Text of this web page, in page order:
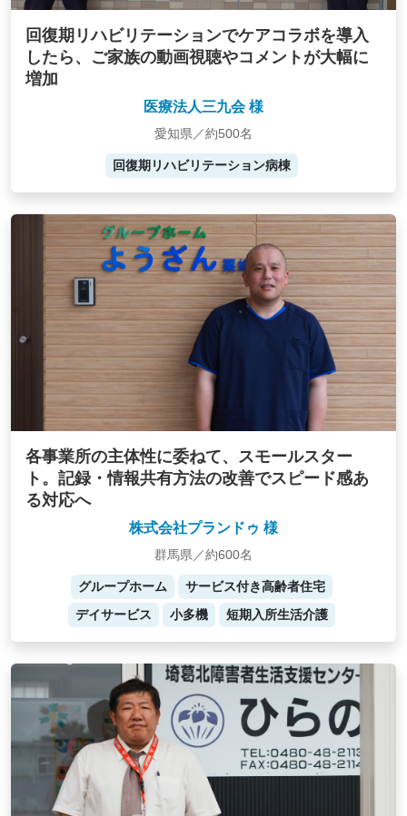
回復期リハビリテーションでケアコラボを導入
したら、ご家族の動画視聴やコメントが大幅に
増加
医療法人三九会 様
愛知県／約500名
回復期リハビリテーション病棟
各事業所の主体性に委ねて、スモールスター
ト。記録・情報共有方法の改善でスピード感あ
る対応へ
株式会社プランドゥ 様
群馬県／約600名
グループホーム
サービス付き高齢者住宅
デイサービス
小多機 短期入所生活介護